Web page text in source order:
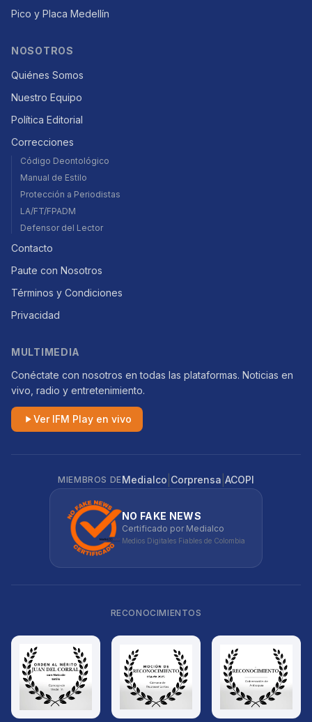
Pico y Placa Medellín
NOSOTROS
Quiénes Somos
Nuestro Equipo
Política Editorial
Correcciones
Código Deontológico
Manual de Estilo
Protección a Periodistas
LA/FT/FPADM
Defensor del Lector
Contacto
Paute con Nosotros
Términos y Condiciones
Privacidad
MULTIMEDIA
Conéctate con nosotros en todas las plataformas. Noticias en
vivo, radio y entretenimiento.
Ver IFM Play en vivo
MIEMBROS DEMedialco Corprensa ACOPI
NO FAKE NEWS
Certificado por Medialco
Medios Digitales Fiables de Colombia
RECONOCIMIENTOS